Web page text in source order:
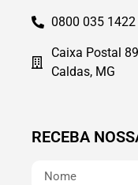
0800 035 1422
Caixa Postal
Caldas, MG
RECEBA